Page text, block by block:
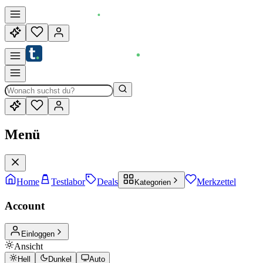
Menü
Home Testlabor Deals Kategorien Merkzettel
Account
Einloggen
Ansicht
Hell Dunkel Auto